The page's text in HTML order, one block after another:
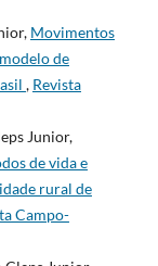
Movimentos
de
, Revista
Junior,
de vida e
rural de
Campo-